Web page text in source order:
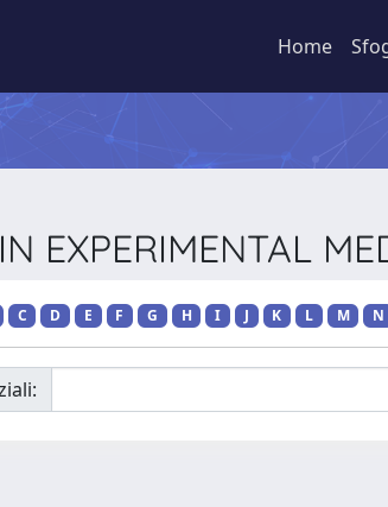
Home
EXPERIMENTAL
C D E F G H I J K L M N